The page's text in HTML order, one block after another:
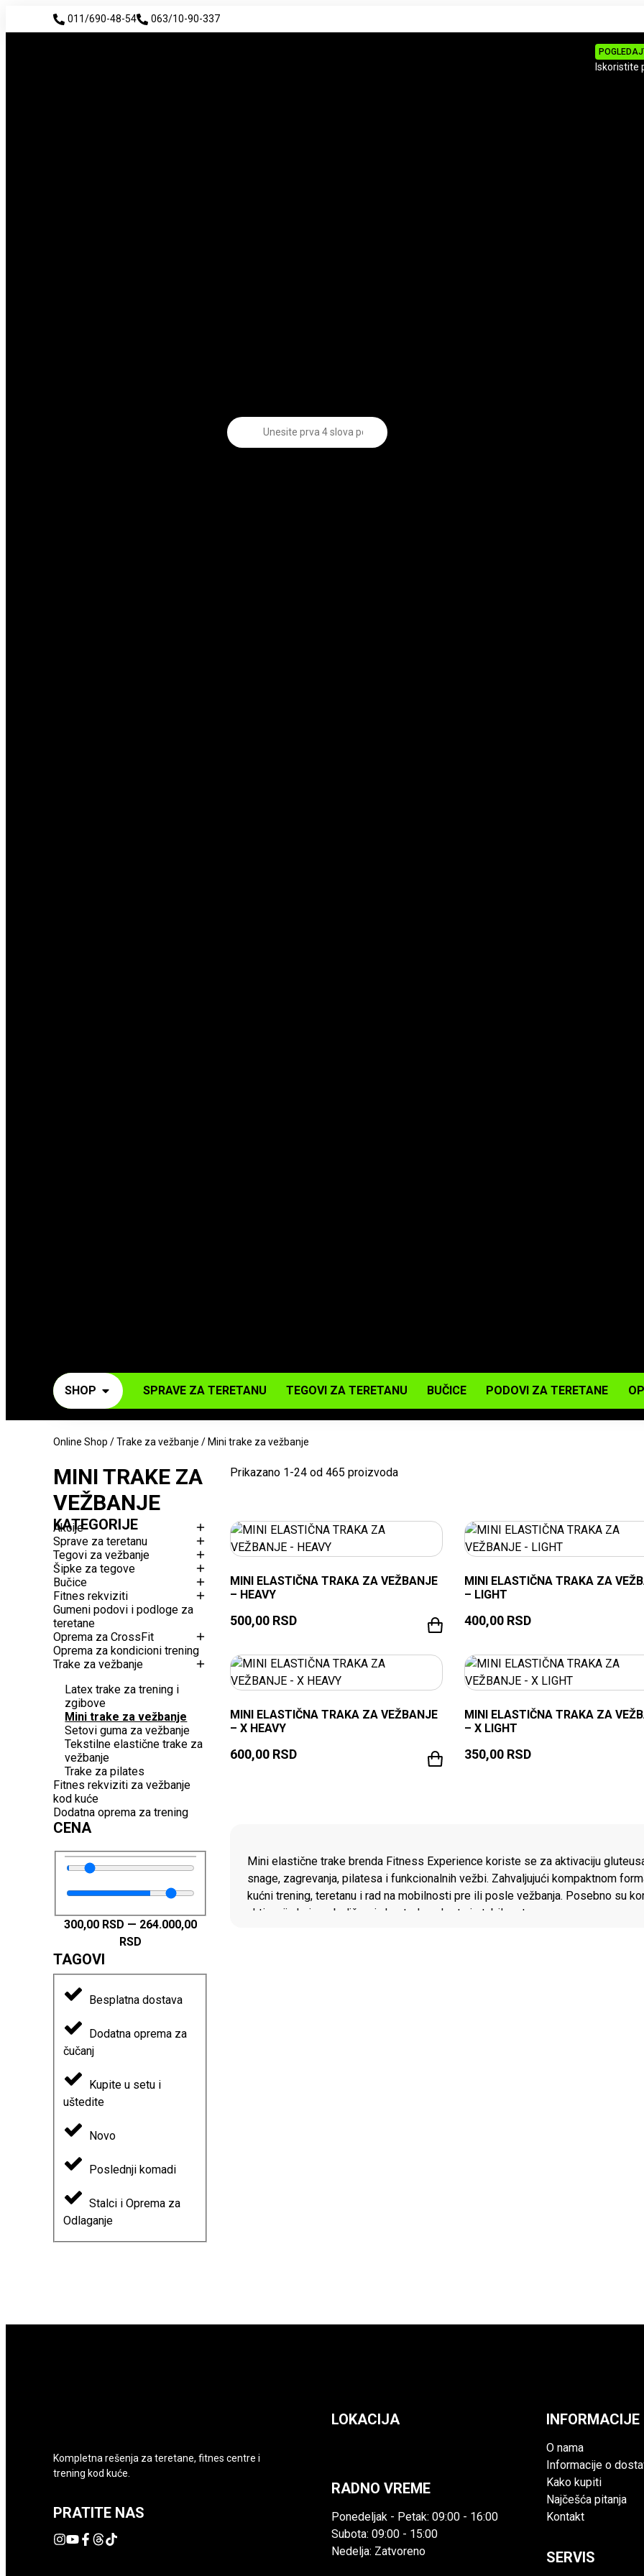
011/690-48-54 063/10-90-337
Iskoristite
SHOP SPRAVE ZA TERETANU TEGOVI ZA TERETANU BUČICE PODOVI ZA TERETANE
Online Shop /Trake za vežbanje / Mini trake za vežbanje
MINI TRAKE ZA
VEŽBANJE
KATEGORIJE
Akcije
Sprave za teretanu
Tegovi za vežbanje
Šipke za tegove
Bučice
Fitnes rekviziti
Gumeni podovi i podloge za
teretane
Oprema za CrossFit
Oprema za kondicioni trening
Trake za vežbanje
Latex trake za trening i
zgibove
Mini trake za vežbanje
Setovi guma za vežbanje
Tekstilne elastične trake za
vežbanje
Trake za pilates
Fitnes rekviziti za vežbanje
kod kuće
Dodatna oprema za trening
CENA
300,00 RSD — 264.000,00
RSD
TAGOVI
Besplatna dostava
Dodatna oprema za
čučanj
Kupite u setu i
uštedite
Novo
Poslednji komadi
Stalci i Oprema za
Odlaganje
Prikazano 1-24 od 465 proizvoda
MINI ELASTIČNA TRAKA ZA VEŽBANJE
– HEAVY
500,00 RSD
MINI ELASTIČNA TRAKA ZA
– LIGHT
400,00 RSD
MINI ELASTIČNA TRAKA ZA VEŽBANJE
– X HEAVY
600,00 RSD
MINI ELASTIČNA TRAKA ZA
– X LIGHT
350,00 RSD
PONUDA
Mini elastične trake brenda Fitness Experience koriste se za aktivaciju
snage, zagrevanja, pilatesa i funkcionalnih vežbi. Zahvaljujući kompaktnom
kućni trening, teretanu i rad na mobilnosti pre ili posle vežbanja. Posebno su
aktivacije koje poboljšavaju kontrolu pokreta i stabilnost.
Kompletna rešenja za teretane, fitnes centre i
trening kod kuće.
PRATITE NAS
LOKACIJA
RADNO VREME
Ponedeljak - Petak: 09:00 - 16:00
Subota: 09:00 - 15:00
Nedelja: Zatvoreno
INFORMACIJE
O nama
Informacije o
Kako kupiti
Najčešća pitanja
Kontakt
SERVIS